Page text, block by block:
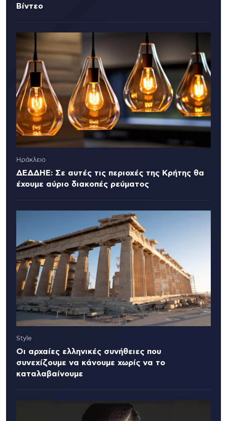
Βίντεο
Ηράκλειο
ΔΕΔΔΗΕ: Σε αυτές τις περιοχές της Κρήτης θα
έχουμε αύριο διακοπές ρεύματος
Style
Οι αρχαίες ελληνικές συνήθειες που
συνεχίζουμε να κάνουμε χωρίς να το
καταλαβαίνουμε